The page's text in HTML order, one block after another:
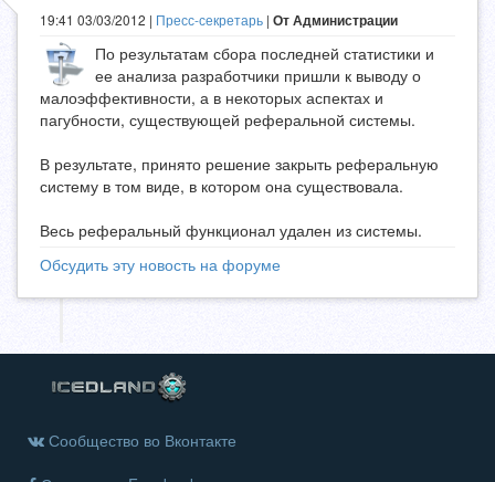
19:41 03/03/2012 | Пресс-секретарь | От Администрации
По результатам сбора последней статистики и
ее анализа разработчики пришли к выводу о
малоэффективности, а в некоторых аспектах и
пагубности, существующей реферальной системы.
В результате, принято решение закрыть реферальную
систему в том виде, в котором она существовала.
Весь реферальный функционал удален из системы.
Обсудить эту новость на форуме
Сообщество во Вконтакте